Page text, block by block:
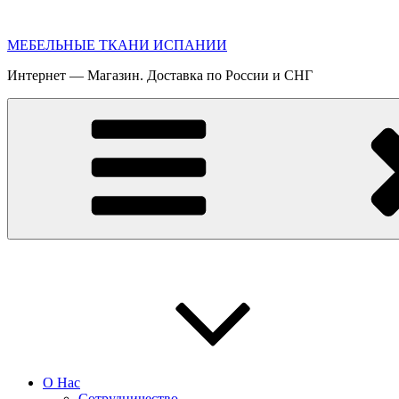
содержимому
МЕБЕЛЬНЫЕ ТКАНИ ИСПАНИИ
Интернет — Магазин. Доставка по России и СНГ
О Нас